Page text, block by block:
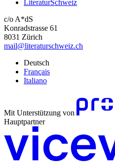
LiteraturSchweiz
c/o A*dS
Konradstrasse 61
8031 Zürich
mail@literaturschweiz.ch
Deutsch
Français
Italiano
Mit Unterstützung von
Hauptpartner